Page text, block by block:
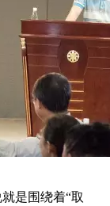
是围绕着“取